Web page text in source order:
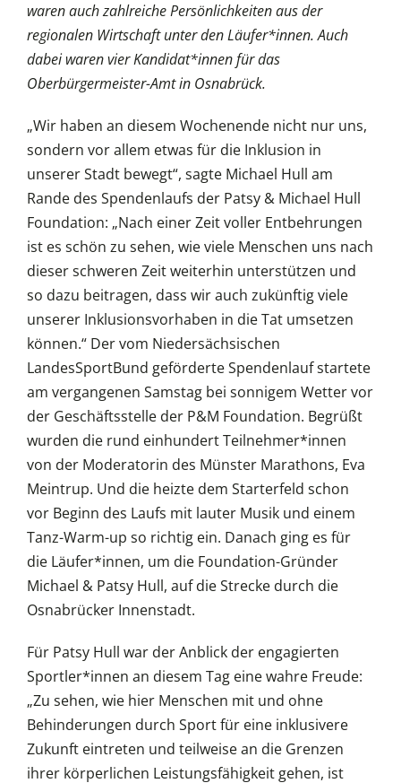
waren auch zahlreiche Persönlichkeiten aus der
regionalen Wirtschaft unter den Läufer*innen. Auch
dabei waren vier Kandidat*innen für das
Oberbürgermeister-Amt in Osnabrück.
„Wir haben an diesem Wochenende nicht nur uns,
sondern vor allem etwas für die Inklusion in
unserer Stadt bewegt“, sagte Michael Hull am
Rande des Spendenlaufs der Patsy & Michael Hull
Foundation: „Nach einer Zeit voller Entbehrungen
ist es schön zu sehen, wie viele Menschen uns nach
dieser schweren Zeit weiterhin unterstützen und
so dazu beitragen, dass wir auch zukünftig viele
unserer Inklusionsvorhaben in die Tat umsetzen
können.“ Der vom Niedersächsischen
LandesSportBund geförderte Spendenlauf startete
am vergangenen Samstag bei sonnigem Wetter vor
der Geschäftsstelle der P&M Foundation. Begrüßt
wurden die rund einhundert Teilnehmer*innen
von der Moderatorin des Münster Marathons, Eva
Meintrup. Und die heizte dem Starterfeld schon
vor Beginn des Laufs mit lauter Musik und einem
Tanz-Warm-up so richtig ein. Danach ging es für
die Läufer*innen, um die Foundation-Gründer
Michael & Patsy Hull, auf die Strecke durch die
Osnabrücker Innenstadt.
Für Patsy Hull war der Anblick der engagierten
Sportler*innen an diesem Tag eine wahre Freude:
„Zu sehen, wie hier Menschen mit und ohne
Behinderungen durch Sport für eine inklusivere
Zukunft eintreten und teilweise an die Grenzen
ihrer körperlichen Leistungsfähigkeit gehen, ist